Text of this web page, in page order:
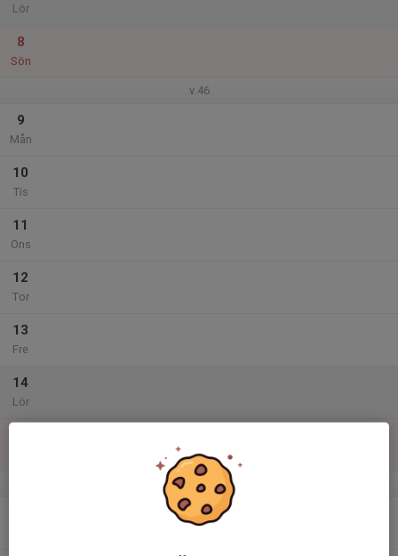
Lör
8
Sön
v.46
9
Mån
10
Tis
11
Ons
12
Tor
13
Fre
14
Lör
v.47